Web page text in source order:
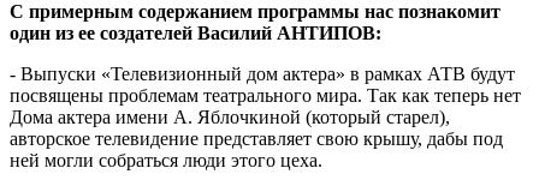
С примерным содержанием программы нас познакомит
один из ее создателей Василий АНТИПОВ:
- Выпуски «Телевизионный дом актера» в рамках АТВ будут
посвящены проблемам театрального мира. Так как теперь нет
Дома актера имени А. Яблочкиной (который старел),
авторское телевидение представляет свою крышу, дабы под
ней могли собраться люди этого цеха.